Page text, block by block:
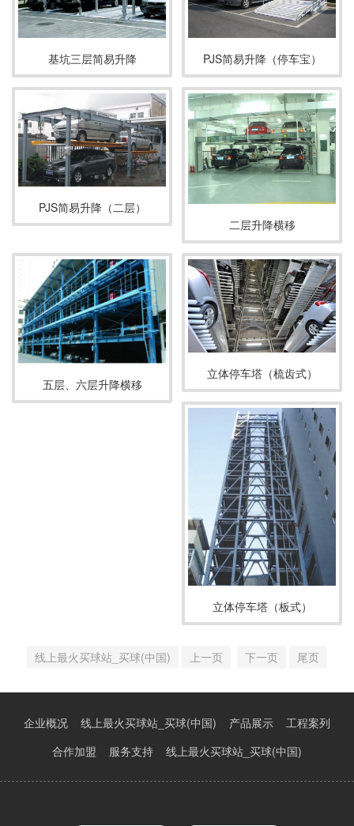
基坑三层简易升降 PJS简易升降（停车宝）
PJS简易升降（二层）
二层升降横移
五层、六层升降横移
立体停车塔（梳齿式）
立体停车塔（板式）
线上最火买球站_买球(中国) 上一页 下一页 尾页
企业概况 线上最火买球站_买球(中国) 产品展示
工程案列
合作加盟
服务支持 线上最火买球站_买球(中国)